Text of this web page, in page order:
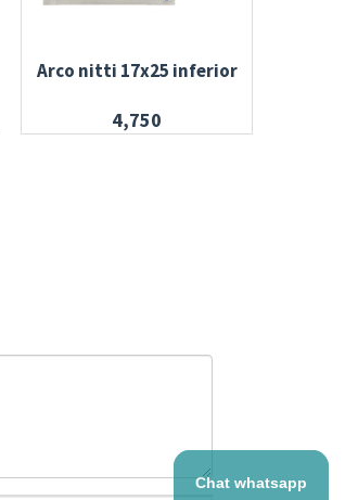
Arco nitti 17x25 inferior
4,750
Chat whatsapp